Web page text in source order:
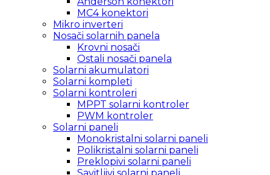
MC4 konektori
Mikro inverteri
Nosači solarnih panela
Krovni nosači
Ostali nosači panela
Solarni akumulatori
Solarni kompleti
Solarni kontroleri
MPPT solarni kontroler
PWM kontroler
Solarni paneli
Monokristalni solarni paneli
Polikristalni solarni paneli
Preklopivi solarni paneli